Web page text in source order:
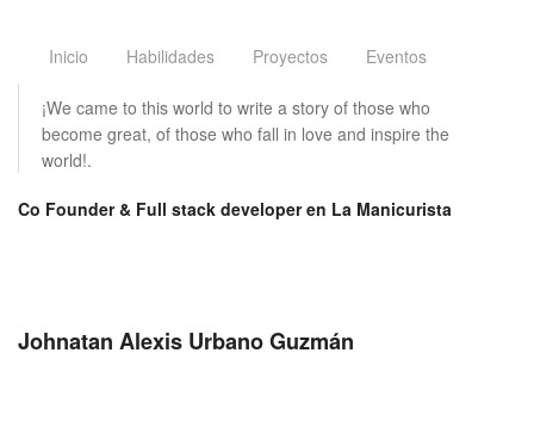
Inicio Habilidades Proyectos Eventos
¡We came to this world to write a story of those who
become great, of those who fall in love and inspire the
world!.
Co Founder & Full stack developer en La Manicurista
Johnatan Alexis Urbano Guzmán